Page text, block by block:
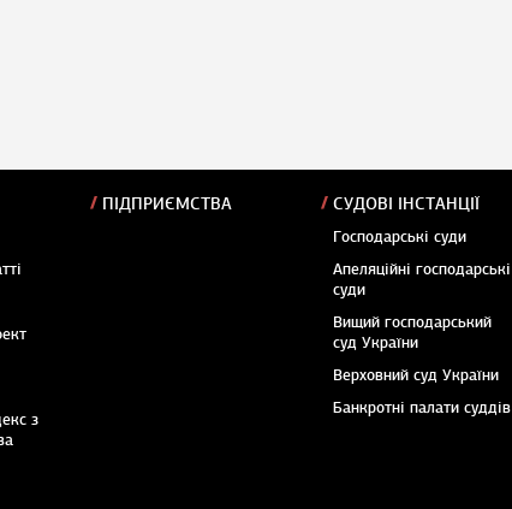
з
ПІДПРИЄМСТВА СУДОВІ ІНСТАНЦІЇ
Господарські суди
Апеляційні господарські
суди
Вищий господарський
суд України
Верховний суд України
Банкротні палати суддів